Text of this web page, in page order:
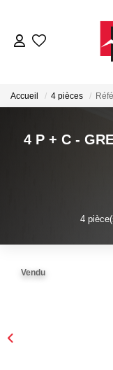
Accueil 4 pièces
4 P + C -
4
Vendu